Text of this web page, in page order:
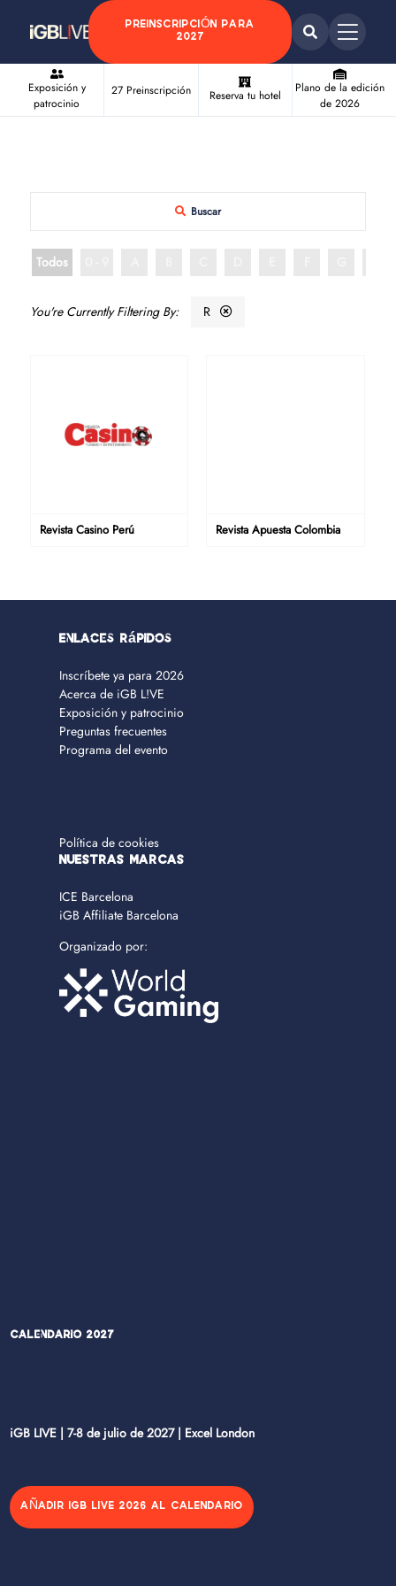
PREINSCRIPCIÓN PARA
2027
Exposición y
patrocinio
27 Preinscripción Reserva tu hotel
Plano de la edición
de 2026
Buscar
Todos
R
Revista Casino Perú Revista Apuesta Colombia
Enlaces rápidos
Inscríbete ya para 2026
Acerca de iGB L!VE
Exposición y patrocinio
Preguntas frecuentes
Programa del evento
Política de cookies
NUESTRAS MARCAS
ICE Barcelona
iGB Affiliate Barcelona
Organizado por:
Calendario 2027
iGB LIVE | 7-8 de julio de 2027 | Excel London
AÑADIR IGB LIVE 2026 AL CALENDARIO